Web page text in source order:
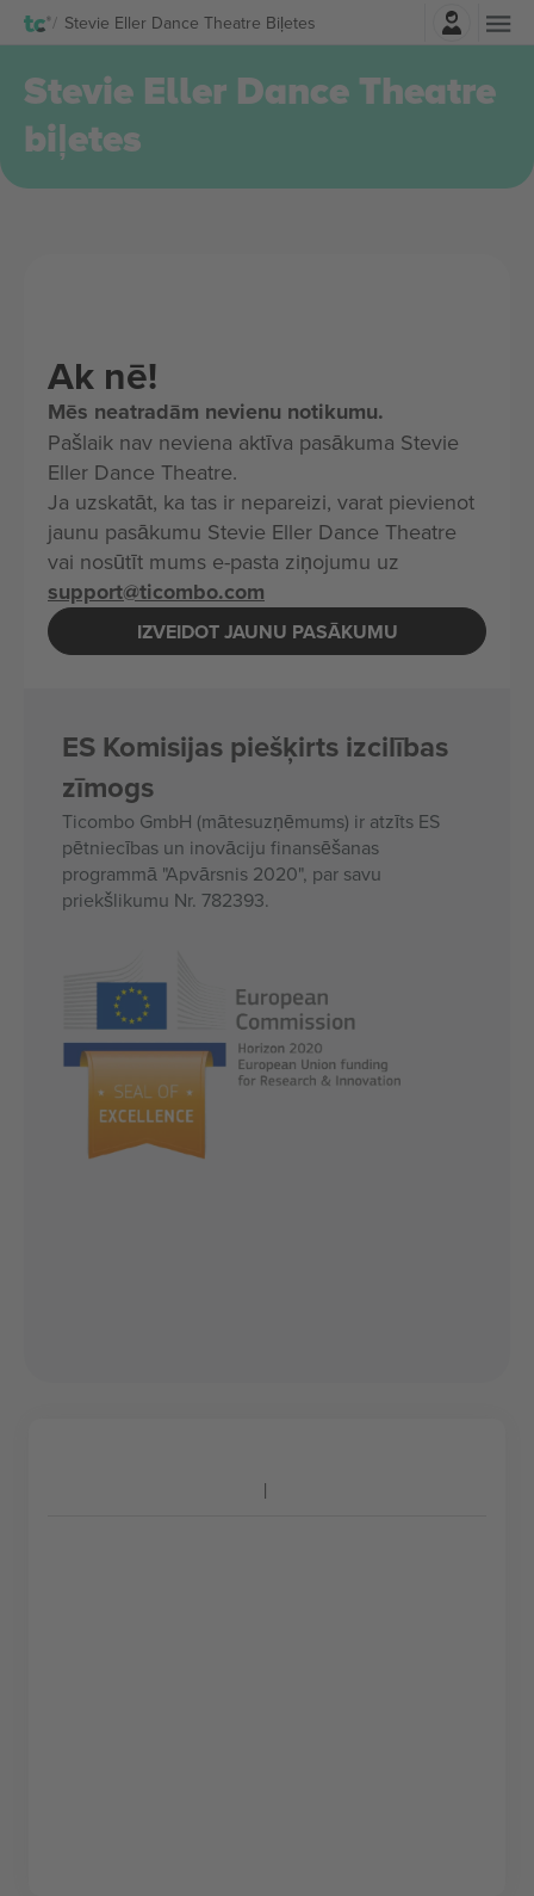
Stevie Eller Dance Theatre BiļetesPierakstīties
Stevie Eller Dance Theatre
biļetes
Ak nē!
Mēs neatradām nevienu notikumu.
Pašlaik nav neviena aktīva pasākuma Stevie
Eller Dance Theatre.
Ja uzskatāt, ka tas ir nepareizi, varat pievienot
jaunu pasākumu Stevie Eller Dance Theatre
vai nosūtīt mums e-pasta ziņojumu uz
support@ticombo.com
IZVEIDOT JAUNU PASĀKUMU
ES Komisijas piešķirts izcilības
zīmogs
Ticombo GmbH (mātesuzņēmums) ir atzīts ES
pētniecības un inovāciju finansēšanas
programmā "Apvārsnis 2020", par savu
priekšlikumu Nr. 782393.